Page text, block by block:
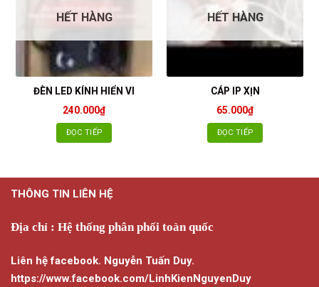
HẾT HÀNG
ĐÈN LED KÍNH HIỂN VI
240.000₫
ĐỌC TIẾP
HẾT HÀNG
CÁP IP XỊN
65.000₫
ĐỌC TIẾP
THÔNG TIN LIÊN HỆ
Địa chỉ : Hệ thống phân phối toàn quốc
Liên hệ facebook. Nguyễn Tuấn Duy.
https://www.facebook.com/LinhKienNguyenDuy